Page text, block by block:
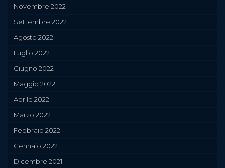
Novembre 2022
Settembre 2022
Agosto 2022
Luglio 2022
Giugno 2022
Maggio 2022
Aprile 2022
Marzo 2022
Febbraio 2022
Gennaio 2022
Dicembre 2021